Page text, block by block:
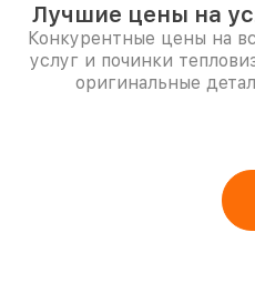
Лучшие цены на
Конкурентные цены на
услуг и починки
оригинальные